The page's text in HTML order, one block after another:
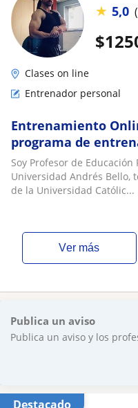
$
★ 5,0
Clases on line
Entrenador personal
Entrenamiento
programa de
Soy Profesor de
Universidad Andrés Bello,
de la Universidad Católic...
ver más
Publica un aviso
Publica un aviso y los
Destacado